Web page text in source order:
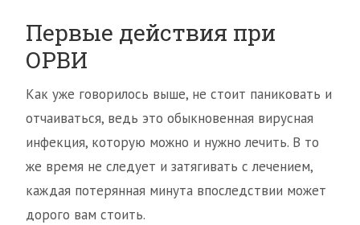
Первые действия при
ОРВИ
Как уже говорилось выше, не стоит паниковать и
отчаиваться, ведь это обыкновенная вирусная
инфекция, которую можно и нужно лечить. В то
же время не следует и затягивать с лечением,
каждая потерянная минута впоследствии может
дорого вам стоить.